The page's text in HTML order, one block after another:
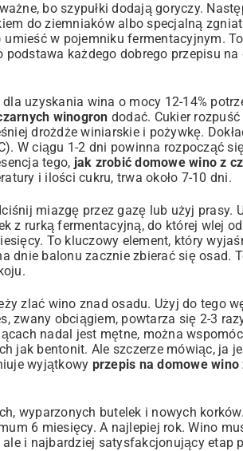
bo szypułki dodają goryczy.
do ziemniaków albo specjalną
w pojemniku fermentacyjnym.
każdego dobrego przepisu na
uzyskania wina o mocy 12-14%
winogron dodać. Cukier rozpuść
drożdże winiarskie i pożywkę.
W ciągu 1-2 dni powinna rozpocząć
tego, jak zrobić domowe wino z
i ilości cukru, trwa około 7-10 dni.
miazgę przez gazę lub użyj prasy.
z rurką fermentacyjną, do której wlej
To kluczowy element, który
dnie balonu zacznie zbierać się osad.
zlać wino znad osadu. Użyj do tego
zwany obciągiem, powtarza się 2-3
nadal jest mętne, można
jak bentonit. Ale szczerze mówiąc, ja
wyjątkowy przepis na domowe wino
wyparzonych butelek i nowych
6 miesięcy. A najlepiej rok. Wino
i najbardziej satysfakcjonujący etap